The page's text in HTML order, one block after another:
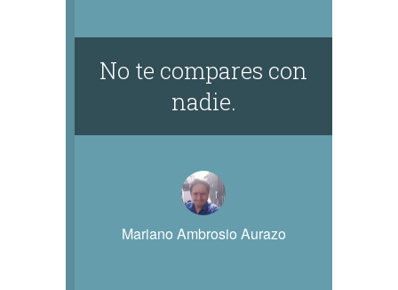
No te compares con
nadie.
Mariano Ambrosio Aurazo